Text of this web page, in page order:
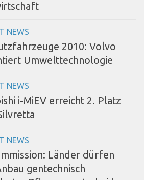
NEWS
2010: Volvo
Umwelttechnologie
NEWS
i-MiEV erreicht 2. Platz
NEWS
Länder dürfen
gentechnisch